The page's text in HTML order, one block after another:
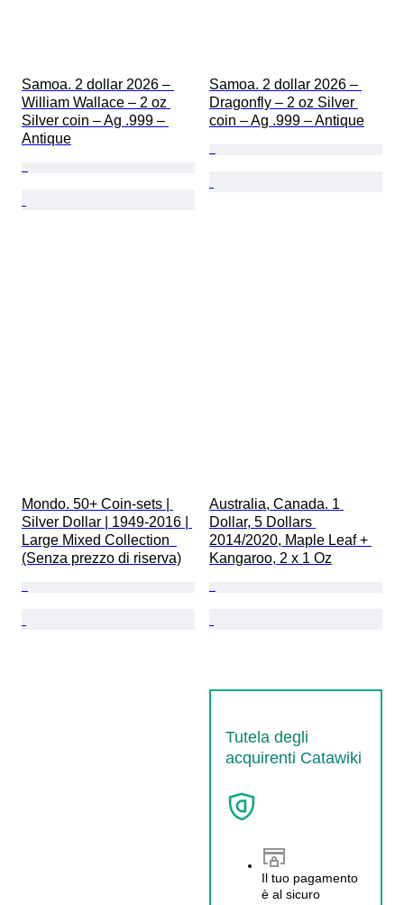
Samoa. 2 dollar 2026 –
William Wallace – 2 oz
Silver coin – Ag .999 –
Antique
Samoa. 2 dollar 2026 –
Dragonfly – 2 oz Silver
coin – Ag .999 – Antique
Mondo. 50+ Coin-sets |
Silver Dollar | 1949-2016 |
Large Mixed Collection
(Senza prezzo di riserva)
Australia, Canada. 1
Dollar, 5 Dollars
2014/2020, Maple Leaf +
Kangaroo, 2 x 1 Oz
Tutela degli
acquirenti Catawiki
Il tuo pagamento
è al sicuro